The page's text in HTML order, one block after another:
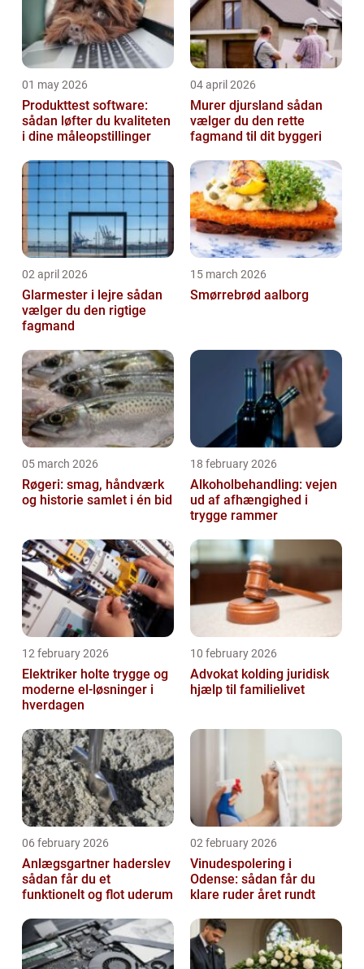
01 may 2026
Produkttest software:
sådan løfter du kvaliteten
i dine måleopstillinger
04 april 2026
Murer djursland sådan
vælger du den rette
fagmand til dit byggeri
02 april 2026
Glarmester i lejre sådan
vælger du den rigtige
fagmand
15 march 2026
Smørrebrød aalborg
05 march 2026
Røgeri: smag, håndværk
og historie samlet i én bid
18 february 2026
Alkoholbehandling: vejen
ud af afhængighed i
trygge rammer
12 february 2026
Elektriker holte trygge og
moderne el-løsninger i
hverdagen
10 february 2026
Advokat kolding juridisk
hjælp til familielivet
06 february 2026
Anlægsgartner haderslev
sådan får du et
funktionelt og flot uderum
02 february 2026
Vinudespolering i
Odense: sådan får du
klare ruder året rundt